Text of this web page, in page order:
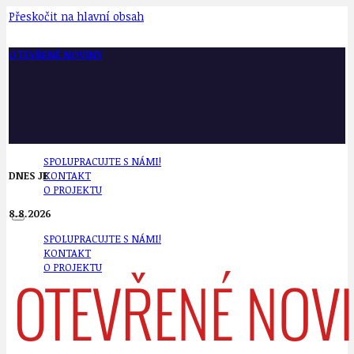
Přeskočit na hlavní obsah
OTEVŘENÉ NOVINY
SPOLUPRACUJTE S NÁMI!
KONTAKT
O PROJEKTU
SPOLUPRACUJTE S NÁMI!
KONTAKT
O PROJEKTU
DNES JE
8.8.2026